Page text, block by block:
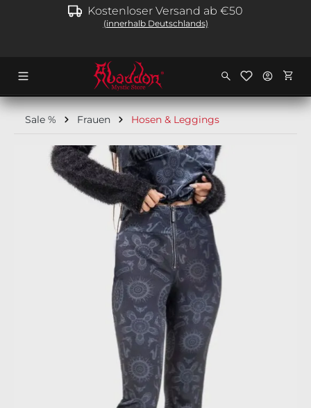
springen Kostenloser Versand ab €50
(innerhalb Deutschlands)
Sale % Frauen Hosen & Leggings
Bildergalerie überspringen